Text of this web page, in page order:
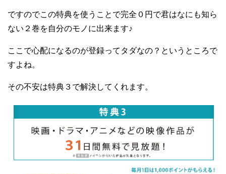
ですのでこの特典を使うことで完全０円で君はなにも知ら
ない２巻を自分のモノに出来ます♪
ここで心配になるのが登録ってタダなの？というところで
すよね。
その不安は特典３で解決してくれます。